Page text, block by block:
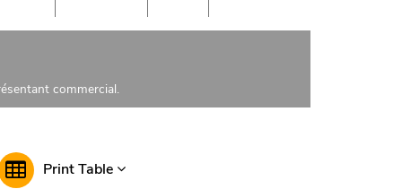
commercial.
Print Table